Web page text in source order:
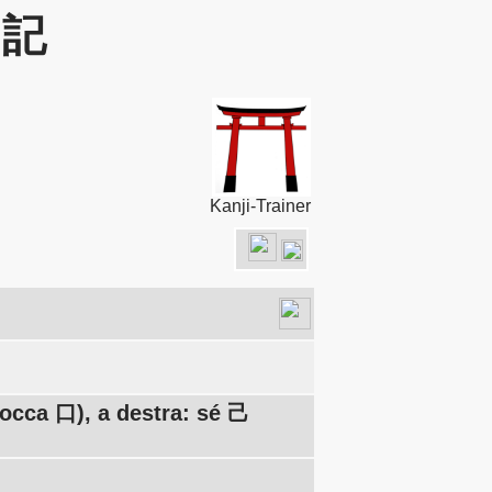
Kanji-Trainer
口), a destra: sé 己